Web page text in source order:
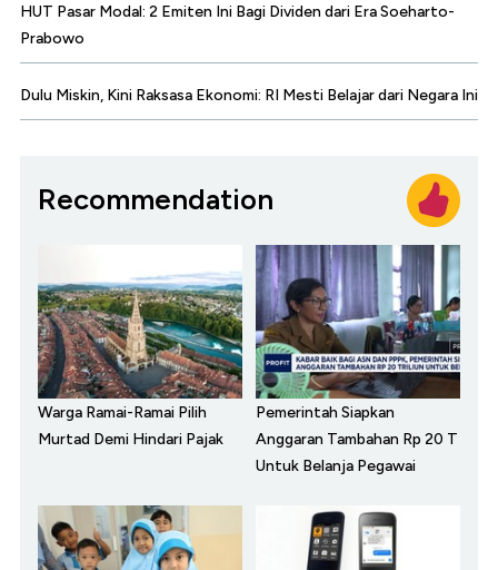
HUT Pasar Modal: 2 Emiten Ini Bagi Dividen dari Era Soeharto-
Prabowo
Dulu Miskin, Kini Raksasa Ekonomi: RI Mesti Belajar dari Negara Ini
Recommendation
Warga Ramai-Ramai Pilih
Murtad Demi Hindari Pajak
Pemerintah Siapkan
Anggaran Tambahan Rp 20 T
Untuk Belanja Pegawai